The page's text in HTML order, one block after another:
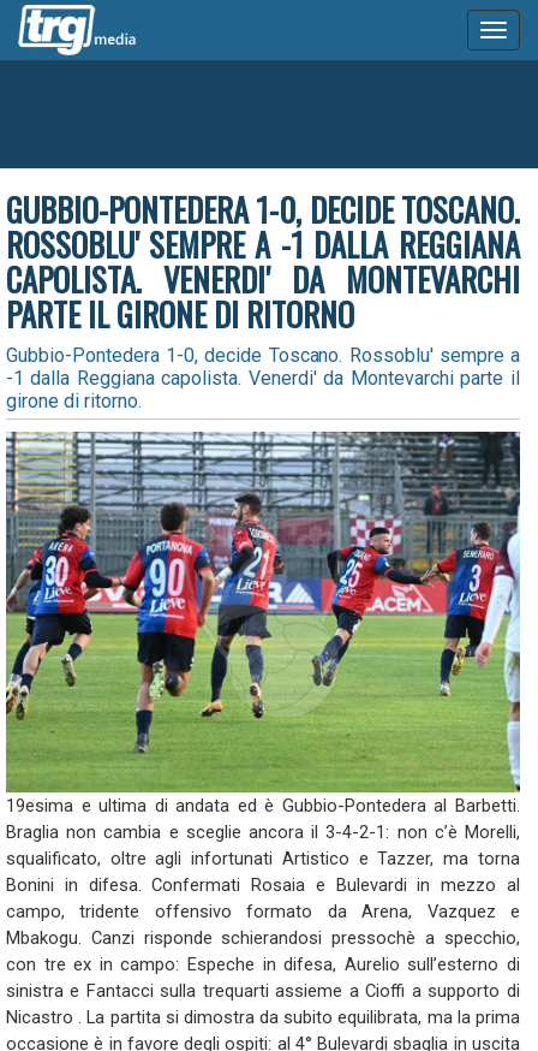
GUBBIO-PONTEDERA 1-0, DECIDE TOSCANO.
ROSSOBLU' SEMPRE A -1 DALLA REGGIANA
CAPOLISTA. VENERDI' DA MONTEVARCHI
PARTE IL GIRONE DI RITORNO
Gubbio-Pontedera 1-0, decide Toscano. Rossoblu' sempre a
-1 dalla Reggiana capolista. Venerdi' da Montevarchi parte il
girone di ritorno.
19esima e ultima di andata ed è Gubbio-Pontedera al Barbetti.
Braglia non cambia e sceglie ancora il 3-4-2-1: non c’è Morelli,
squalificato, oltre agli infortunati Artistico e Tazzer, ma torna
Bonini in difesa. Confermati Rosaia e Bulevardi in mezzo al
campo, tridente offensivo formato da Arena, Vazquez e
Mbakogu. Canzi risponde schierandosi pressochè a specchio,
con tre ex in campo: Espeche in difesa, Aurelio sull’esterno di
sinistra e Fantacci sulla trequarti assieme a Cioffi a supporto di
Nicastro . La partita si dimostra da subito equilibrata, ma la prima
occasione è in favore degli ospiti: al 4° Bulevardi sbaglia in uscita